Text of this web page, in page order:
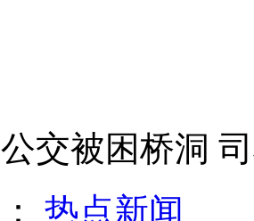
宣布加盟青岛
被困桥洞 司
热点新闻